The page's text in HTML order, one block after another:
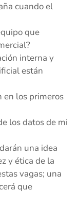
cuando el
que
interna y
están
en los primeros
los datos de mi
una idea
y ética de la
vagas; una
que